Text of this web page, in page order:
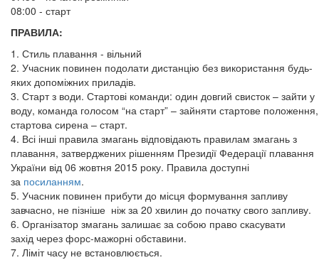
08:00 - старт
ПРАВИЛА:
1. Стиль плавання - вільний
2. Учасник повинен подолати дистанцію без використання будь-
яких допоміжних приладів.
3. Старт з води. Стартові команди: один довгий свисток – зайти у
воду, команда голосом “на старт” – зайняти стартове положення,
стартова сирена – старт.
4. Всі інші правила змагань відповідають правилам змагань з
плавання, затверджених рішенням Президії Федерації плавання
України від 06 жовтня 2015 року. Правила доступні
за посиланням.
5. Учасник повинен прибути до місця формування запливу
завчасно, не пізніше ніж за 20 хвилин до початку свого запливу.
6. Організатор змагань залишає за собою право скасувати
захід через форс-мажорні обставини.
7. Ліміт часу не встановлюється.